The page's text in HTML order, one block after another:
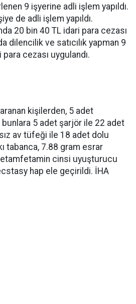
9 işyerine adli işlem yapıldı.
de adli işlem yapıldı.
20 bin 40 TL idari para cezası
dilencilik ve satıcılık yapman 9
cezası uygulandı.
kişilerden, 5 adet
5 adet şarjör ile 22 adet
av tüfeği ile 18 adet dolu
tabanca, 7.88 gram esrar
cinsi uyuşturucu
hap ele geçirildi. İHA